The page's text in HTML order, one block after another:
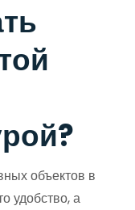
объектов в
удобство, а